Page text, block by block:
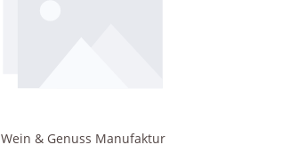
Wein & Genuss Manufaktur